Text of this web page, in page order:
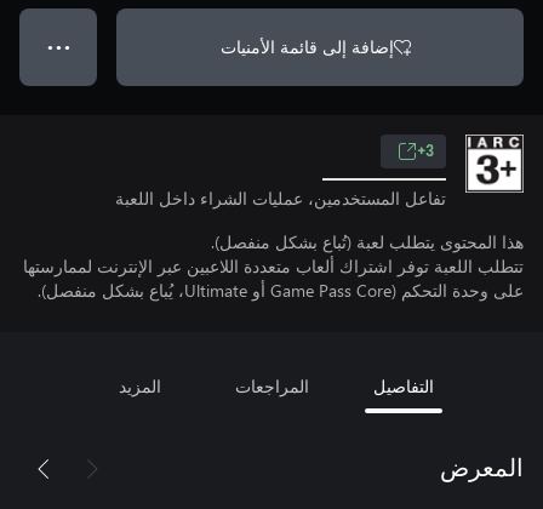
إضافة إلى قائمة الأمنيات ● ● ●
3+
تفاعل المستخدمين، عمليات الشراء داخل اللعبة
هذا المحتوى يتطلب لعبة (تُباع بشكل منفصل).
تتطلب اللعبة توفر اشتراك ألعاب متعددة اللاعبين عبر الإنترنت لممارستها
على وحدة التحكم (Game Pass Core أو Ultimate، يُباع بشكل منفصل).
التفاصيل المراجعات المزيد
المعرض